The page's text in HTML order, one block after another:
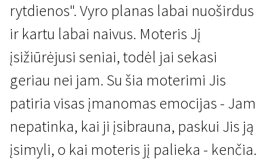
Tu gyvendamas džiaukis
Moters nublokšti
1 val. 30 min. | Drama, Komedija, Romantinis | N/A
rytdienos". Vyro planas labai nuoširdus
ir kartu labai naivus. Moteris Jį
įsižiūrėjusi seniai, todėl jai sekasi
geriau nei jam. Su šia moterimi Jis
patiria visas įmanomas emocijas - Jam
nepatinka, kai ji įsibrauna, paskui Jis ją
įsimyli, o kai moteris jį palieka - kenčia.